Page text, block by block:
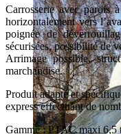
Carrosserie avec parois
horizontalement vers
poignée de
sécurisées, possibilité de
Arrimage possible,
marchandise.
Produit adapté et
express effectuant de
Gamme :PTAC maxi 6,5